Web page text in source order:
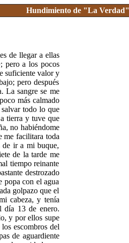
Hundimiento de "La Verdad"
de llegar a ellas
pero a los pocos
suficiente valor y
pero después
La sangre se me
más calmado
todo lo que
tierra y tuve que
no habiéndome
me facilitara toda
de ir a mi buque,
de la tarde me
tiempo reinante
destrozado
popa con el agua
golpazo que el
cabeza, y tenía
día 13 de enero.
y por ellos supe
escombros del
de aguardiente